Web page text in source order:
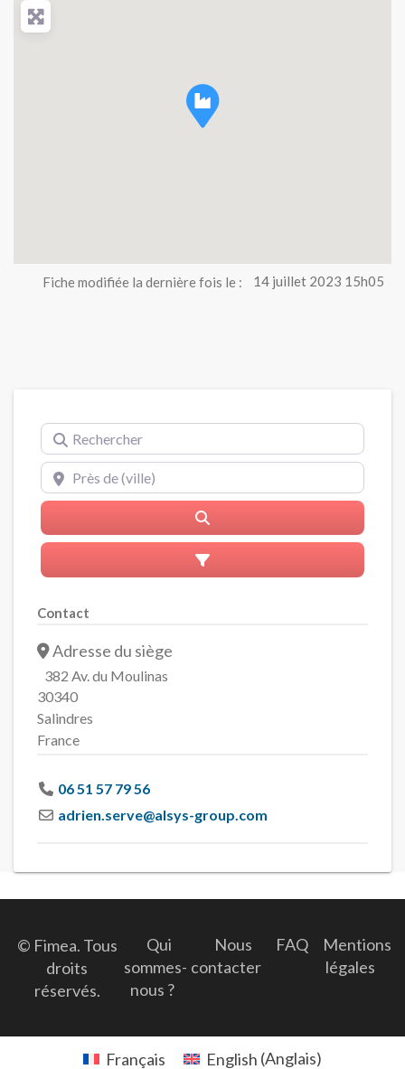
Fiche modifiée la dernière fois le : 14 juillet 2023 15h05
Rechercher
Près de (ville)
Advanced Filters
Contact
Adresse du siège
382 Av. du Moulinas
30340
Salindres
France
06 51 57 79 56
adrien.serve@alsys-group.com
© Fimea. Tous
droits
réservés.
Qui
sommes-
nous ?
Nous
contacter
FAQ
Mentions
légales
Français English (Anglais)